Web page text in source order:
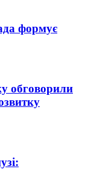
формує
обговорили